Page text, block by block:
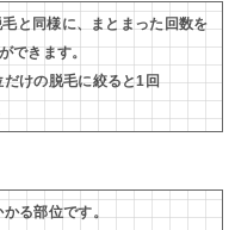
と同様に、まとまった回数を
できます。
けの脱毛に絞ると1回
る部位です。